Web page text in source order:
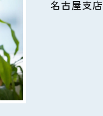
名古屋支店